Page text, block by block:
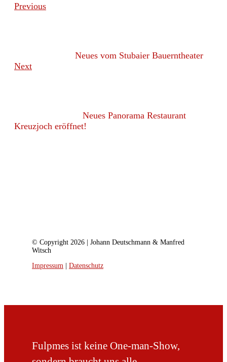
Previous
Neues vom Stubaier Bauerntheater
Next
Neues Panorama Restaurant
Kreuzjoch eröffnet!
© Copyright 2026 | Johann Deutschmann & Manfred
Witsch
Impressum
Datenschutz
Fulpmes ist keine One-man-Show,